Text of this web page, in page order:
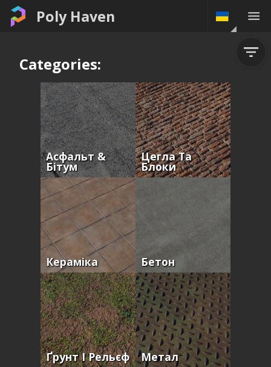
Poly Haven
Categories:
Асфальт &
Бітум
Цегла Та
Блоки
Кераміка Бетон
Ґрунт І Рельєф Метал